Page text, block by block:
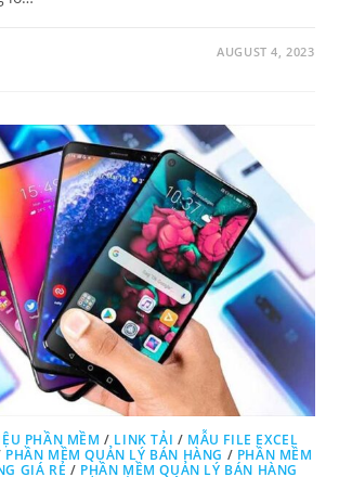
AUGUST 4, 2023
PHẦN MỀM / LINK TẢI / MẪU FILE EXCEL
PHẦN MỀM QUẢN LÝ BÁN HÀNG / PHẦN MỀM
GIÁ RẺ / PHẦN MỀM QUẢN LÝ BÁN HÀNG